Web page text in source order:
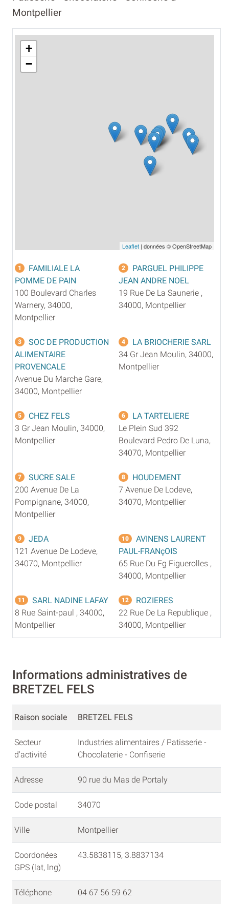
Montpellier
+
−
Leaflet | données © OpenStreetMap
1
FAMILIALE LA
POMME DE PAIN
100 Boulevard Charles
Warnery, 34000,
Montpellier
2
PARGUEL PHILIPPE
JEAN ANDRE NOEL
19 Rue De La Saunerie ,
34000, Montpellier
3
SOC DE PRODUCTION
ALIMENTAIRE
PROVENCALE
Avenue Du Marche Gare,
34000, Montpellier
4
LA BRIOCHERIE SARL
34 Gr Jean Moulin, 34000,
Montpellier
5
CHEZ FELS
3 Gr Jean Moulin, 34000,
Montpellier
6
LA TARTELIERE
Le Plein Sud 392
Boulevard Pedro De Luna,
34070, Montpellier
7
SUCRE SALE
200 Avenue De La
Pompignane, 34000,
Montpellier
8
HOUDEMENT
7 Avenue De Lodeve,
34070, Montpellier
9
JEDA
121 Avenue De Lodeve,
34070, Montpellier
10
AVINENS LAURENT
PAUL-FRANçOIS
65 Rue Du Fg Figuerolles ,
34000, Montpellier
11
SARL NADINE LAFAY
8 Rue Saint-paul , 34000,
Montpellier
12
ROZIERES
22 Rue De La Republique ,
34000, Montpellier
Informations administratives de
BRETZEL FELS
Raison sociale BRETZEL FELS
Secteur
d'activité
Industries alimentaires / Patisserie -
Chocolaterie - Confiserie
Adresse 90 rue du Mas de Portaly
Code postal 34070
Ville Montpellier
Coordonées
GPS (lat, lng)
43.5838115, 3.8837134
Téléphone 04 67 56 59 62